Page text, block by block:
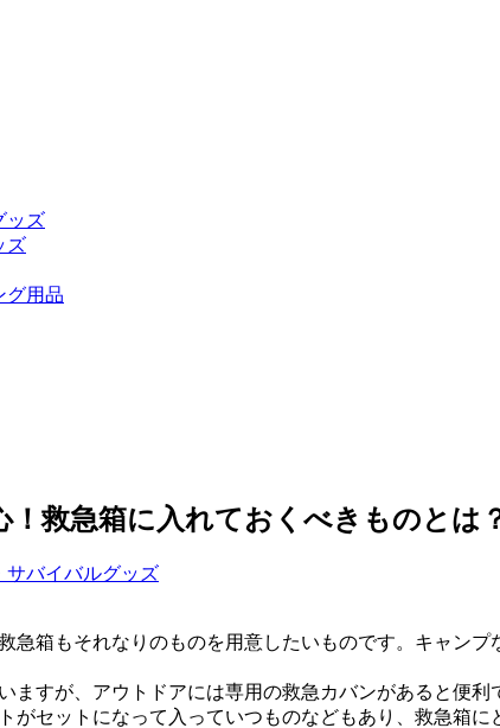
ッズ
ズ
グ用品
！救急箱に入れておくべきものとは
サバイバルグッズ
急箱もそれなりのものを用意したいものです。キャン
ますが、アウトドアには専用の救急カバンがあると便
がセットになって入っていつものなどもあり、救急箱